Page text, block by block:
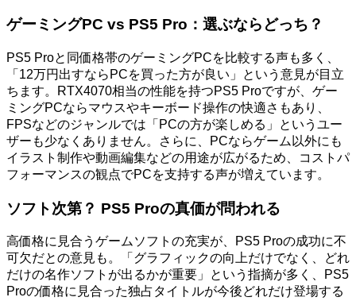
ゲーミングPC vs PS5 Pro：選ぶならどっち？
PS5 Proと同価格帯のゲーミングPCを比較する声も多く、
「12万円出すならPCを買った方が良い」という意見が目立
ちます。RTX4070相当の性能を持つPS5 Proですが、ゲー
ミングPCならマウスやキーボード操作の快適さもあり、
FPSなどのジャンルでは「PCの方が楽しめる」というユー
ザーも少なくありません。さらに、PCならゲーム以外にも
イラスト制作や動画編集などの用途が広がるため、コストパ
フォーマンスの観点でPCを支持する声が増えています。
ソフト次第？ PS5 Proの真価が問われる
高価格に見合うゲームソフトの充実が、PS5 Proの成功に不
可欠だとの意見も。「グラフィックの向上だけでなく、どれ
だけの名作ソフトが出るかが重要」という指摘が多く、PS5
Proの価格に見合った独占タイトルが今後どれだけ登場する